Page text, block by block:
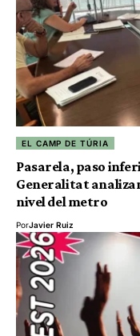
EL CAMP DE TÚRIA
Pasarela, paso
Generalitat
nivel del metro
PorJavier Ruiz